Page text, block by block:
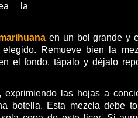
la
en un bol grande y
Remueve bien la
el fondo, tápalo y déjalo
exprimiendo las hojas a
botella. Esta mezcla debe